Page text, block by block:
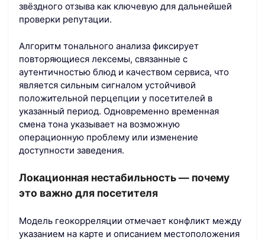
звёздного отзыва как ключевую для дальнейшей
проверки репутации.
Алгоритм тонального анализа фиксирует
повторяющиеся лексемы, связанные с
аутентичностью блюд и качеством сервиса, что
является сильным сигналом устойчивой
положительной перцепции у посетителей в
указанный период. Одновременно временная
смена тона указывает на возможную
операционную проблему или изменение
доступности заведения.
Локационная нестабильность — почему
это важно для посетителя
Модель геокорреляции отмечает конфликт между
указанием на карте и описанием местоположения